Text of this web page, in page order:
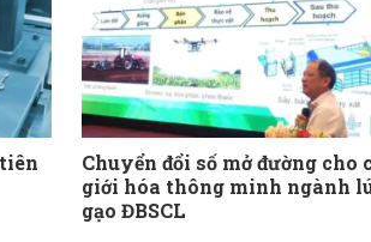
Chuyển đổi số mở đường cho
giới hóa thông minh ngành
gạo ĐBSCL